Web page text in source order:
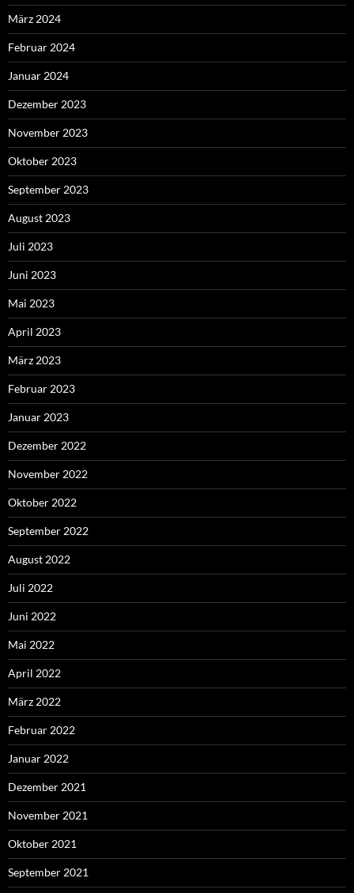
März 2024
Februar 2024
Januar 2024
Dezember 2023
November 2023
Oktober 2023
September 2023
August 2023
Juli 2023
Juni 2023
Mai 2023
April 2023
März 2023
Februar 2023
Januar 2023
Dezember 2022
November 2022
Oktober 2022
September 2022
August 2022
Juli 2022
Juni 2022
Mai 2022
April 2022
März 2022
Februar 2022
Januar 2022
Dezember 2021
November 2021
Oktober 2021
September 2021